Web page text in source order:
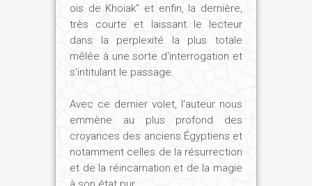
Néanmoins, cet âge d'or, il fallut le bâtir,
en se souvenant que la plus puissante
dynastie avait été mortelle. Ainsi, d'une
certaine manière, tout était à
reconstruire... notamment une
performante, digne de celle de l'Ancien
Sésostris III est donc arrivé au pouvoir,
ois de Khoiak" et enfin, la dernière,
très courte et laissant le lecteur
dans la perplexité la plus totale
mêlée à une sorte d'interrogation et
s'intitulant le passage.
Avec ce dernier volet, l'auteur nous
emmène au plus profond des
croyances des anciens Égyptiens et
notamment celles de la résurrection
et de la réincarnation et de la magie